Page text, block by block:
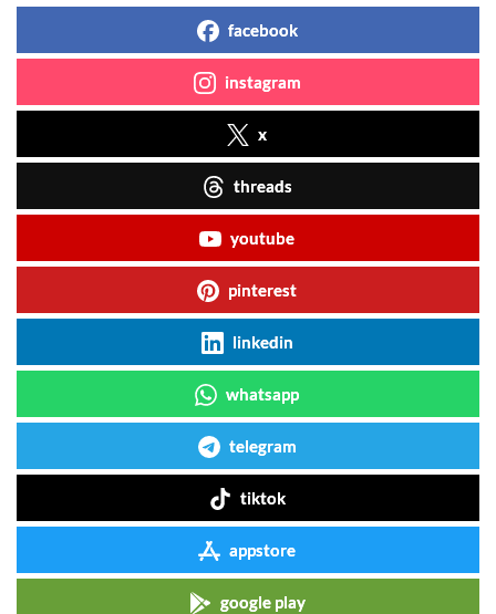
facebook
instagram
x
threads
youtube
pinterest
linkedin
whatsapp
telegram
tiktok
appstore
google play